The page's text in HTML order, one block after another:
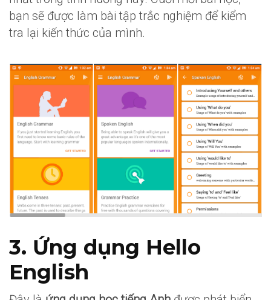
bạn sẽ được làm bài tập trắc nghiệm để kiểm
tra lại kiến thức của mình.
3. Ứng dụng Hello
English